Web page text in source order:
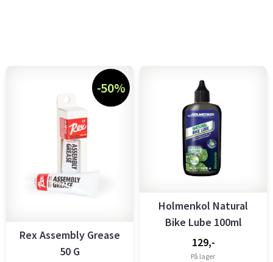
-50%
Rex Assembly Grease
50 G
Holmenkol Natural
Bike Lube 100ml
129,-
På lager